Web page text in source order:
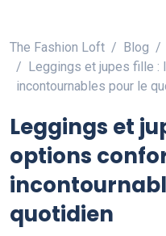
The Fashion Loft Blog
Leggings et jupes fille
incontournables pour le
Leggings et
options
quotidien